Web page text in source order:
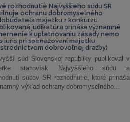
rozhodnutie Najvyššieho súdu SR
ochranu dobromyseľného
majetku z konkurzu.
judikatúra prináša významné
k uplatňovaniu zásady nemo
iuris pri speňažovaní majetku
dobrovoľnej dražby)
súd Slovenskej republiky publikoval v
stanovísk Najvyššieho súdu a
súdov SR rozhodnutie, ktoré prináša
výklad ochrany dobromyseľného...